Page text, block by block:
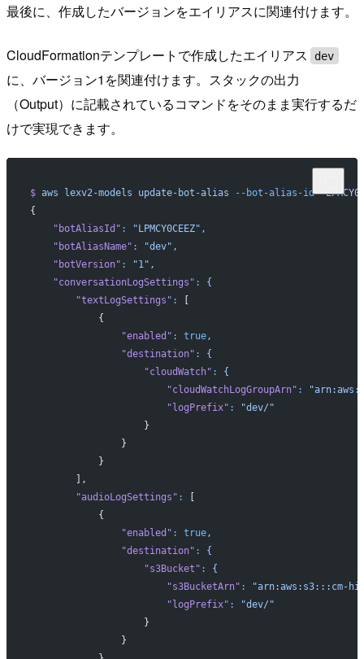
最後に、作成したバージョンをエイリアスに関連付けます。
CloudFormationテンプレートで作成したエイリアス dev
に、バージョン1を関連付けます。スタックの出力
（Output）に記載されているコマンドをそのまま実行するだ
けで実現できます。
$ aws lexv2-models update-bot-alias --bot-alias-id
{
    "botAliasId"
:
"LPMCY0CEEZ",
    "botAliasName"
:
"dev",
    "botVersion"
:
"1",
    "conversationLogSettings"
:
{
        "textLogSettings"
:
            {
                "enabled"
: true,
                "destination"
:
{
                    "cloudWatch"
:
{
                        "cloudWatchLogGroupArn"
:
                        "logPrefix"
:
"dev/"
                    }
                }
            }
        ],
        "audioLogSettings"
:
            {
                "enabled"
: true,
                "destination"
:
{
                    "s3Bucket"
:
{
                        "s3BucketArn"
:
"arn:aws:s3:::cm-
                        "logPrefix"
:
"dev/"
                    }
                }